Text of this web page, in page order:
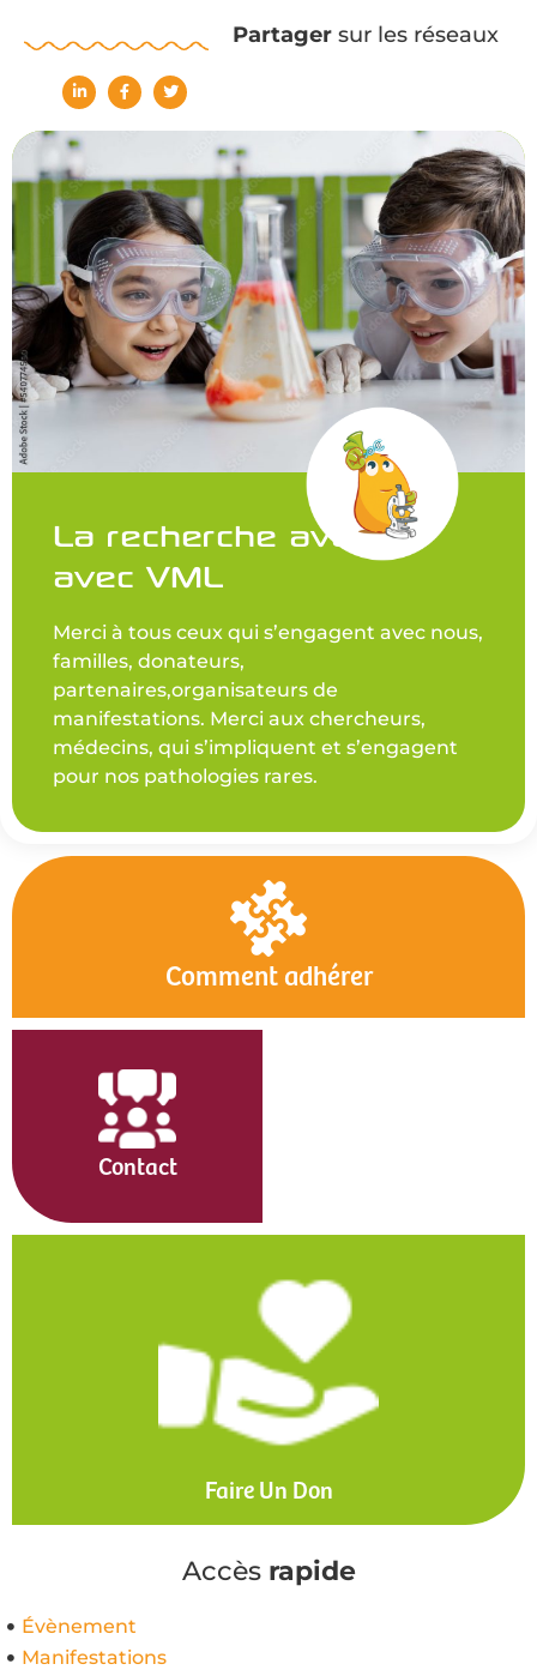
Partagersur les réseaux
La recherche avance
avec VML
Merci à tous ceux qui s’engagent avec nous,
familles, donateurs,
partenaires,organisateurs de
manifestations. Merci aux chercheurs,
médecins, qui s’impliquent et s’engagent
pour nos pathologies rares.
Comment adhérer
Contact
Faire Un Don
Accès rapide
Évènement
Manifestations